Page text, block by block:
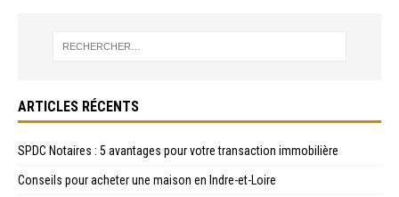
ARTICLES RÉCENTS
SPDC Notaires : 5 avantages pour votre transaction immobilière
Conseils pour acheter une maison en Indre-et-Loire